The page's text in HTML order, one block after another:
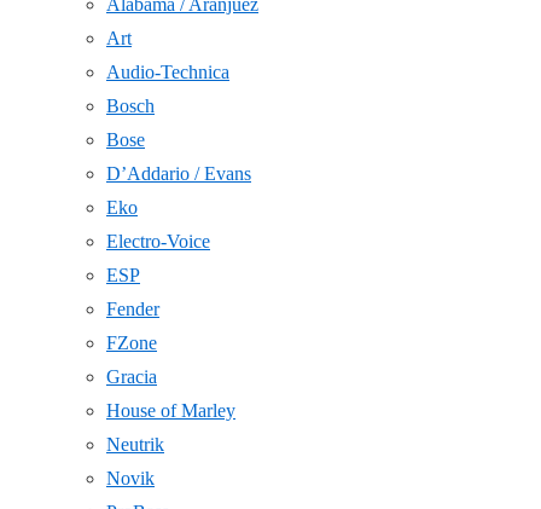
Alabama / Aranjuez
Art
Audio-Technica
Bosch
Bose
D’Addario / Evans
Eko
Electro-Voice
ESP
Fender
FZone
Gracia
House of Marley
Neutrik
Novik